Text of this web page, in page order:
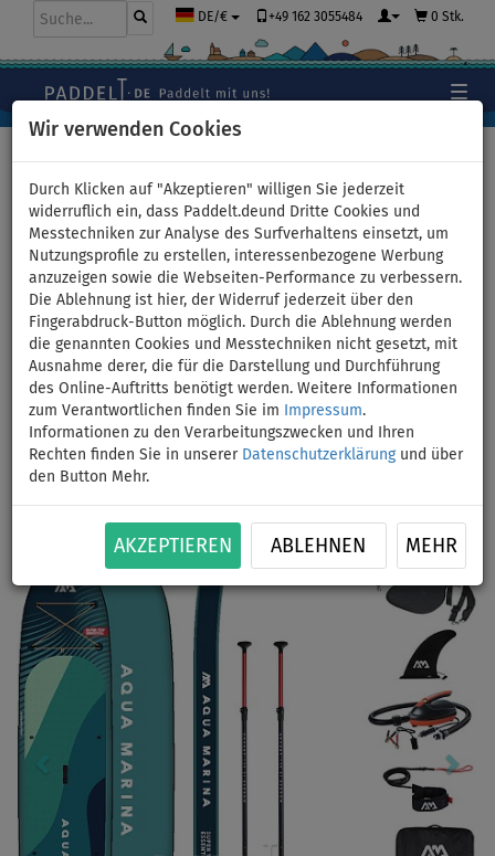
Wir verwenden Cookies
Durch Klicken auf "Akzeptieren" willigen Sie jederzeit
widerruflich ein, dass Paddelt.deund Dritte Cookies und
Messtechniken zur Analyse des Surfverhaltens einsetzt, um
Nutzungsprofile zu erstellen, interessenbezogene Werbung
anzuzeigen sowie die Webseiten-Performance zu verbessern.
Die Ablehnung ist hier, der Widerruf jederzeit über den
Fingerabdruck-Button möglich. Durch die Ablehnung werden
die genannten Cookies und Messtechniken nicht gesetzt, mit
Ausnahme derer, die für die Darstellung und Durchführung
des Online-Auftritts benötigt werden. Weitere Informationen
zum Verantwortlichen finden Sie im
Impressum.
Informationen zu den Verarbeitungszwecken und Ihren
Rechten finden Sie in unserer Datenschutzerklärungund über
den Button Mehr.
AKZEPTIEREN ABLEHNEN MEHR
DE/€ +49 162 3055484 0 Stk.
SUP AQUA MARINA Supertrip
12'6 Essential 2026 -
aufblasbares Stand Up Paddle
Board - Variante: 2x Paddel
BIS
-4 %
BIS
220 kg
KAJAK SITZ
Previous Next